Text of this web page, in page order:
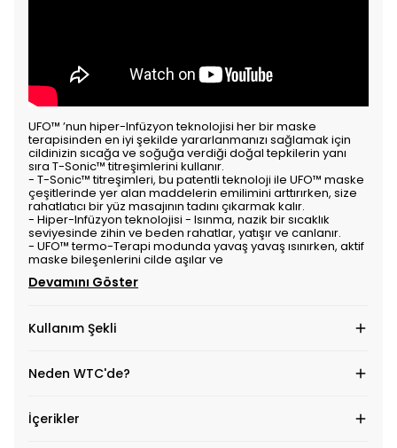
UFO™ ’nun hiper-Infüzyon teknolojisi her bir maske
terapisinden en iyi şekilde yararlanmanızı sağlamak için
cildinizin sıcağa ve soğuğa verdiği doğal tepkilerin yanı
sıra T-Sonic™ titreşimlerini kullanır.
- T-Sonic™ titreşimleri, bu patentli teknoloji ile UFO™ maske
çeşitlerinde yer alan maddelerin emilimini arttırırken, size
rahatlatıcı bir yüz masajının tadını çıkarmak kalır.
- Hiper-Infüzyon teknolojisi - Isınma, nazik bir sıcaklık
seviyesinde zihin ve beden rahatlar, yatışır ve canlanır.
- UFO™ termo-Terapi modunda yavaş yavaş ısınırken, aktif
maske bileşenlerini cilde aşılar ve
Devamını Göster
Kullanım Şekli
Neden WTC'de?
İçerikler